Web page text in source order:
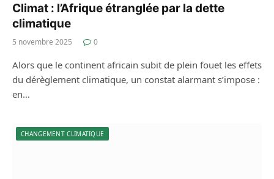
Climat : l’Afrique étranglée par la dette
climatique
5 novembre 2025 0
Alors que le continent africain subit de plein fouet les effets
du dérèglement climatique, un constat alarmant s’impose :
en…
CHANGEMENT CLIMATIQUE